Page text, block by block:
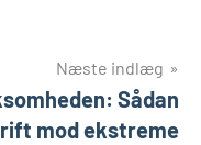
Næste indlæg
Sådan
mod ekstreme